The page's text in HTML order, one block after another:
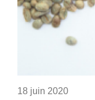
18 juin 2020